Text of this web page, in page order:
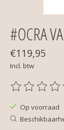
#OCRA
€119,95
Incl. btw
De
Op voorraad